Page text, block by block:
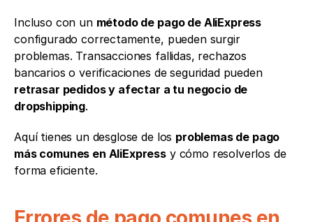
Incluso con un método de pago de AliExpress
configurado correctamente, pueden surgir
problemas. Transacciones fallidas, rechazos
bancarios o verificaciones de seguridad pueden
retrasar pedidos y afectar a tu negocio de
dropshipping.
Aquí tienes un desglose de los problemas de pago
más comunes en AliExpress y cómo resolverlos de
forma eficiente.